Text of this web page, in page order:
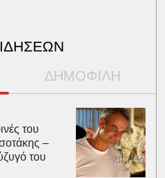
ΔΗΜΟΦΙΛΗ
του
–
του